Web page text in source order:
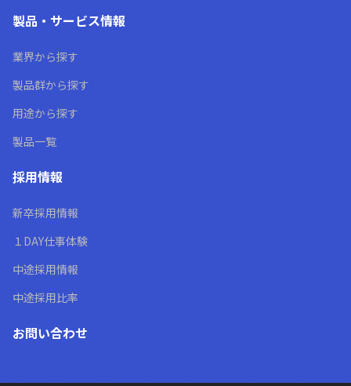
製品・サービス情報
業界から探す
製品群から探す
用途から探す
製品一覧
採用情報
新卒採用情報
１DAY仕事体験
中途採用情報
中途採用比率
お問い合わせ